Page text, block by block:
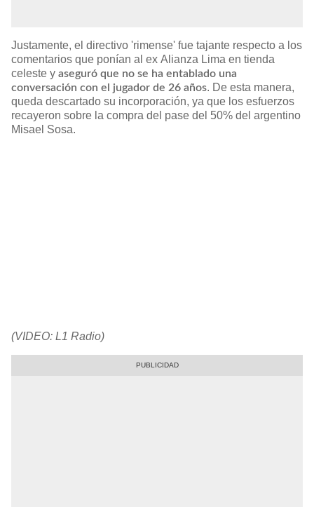
Justamente, el directivo 'rimense' fue tajante respecto a los
comentarios que ponían al ex Alianza Lima en tienda
celeste y aseguró que no se ha entablado una
conversación con el jugador de 26 años. De esta manera,
queda descartado su incorporación, ya que los esfuerzos
recayeron sobre la compra del pase del 50% del argentino
Misael Sosa.
(VIDEO: L1 Radio)